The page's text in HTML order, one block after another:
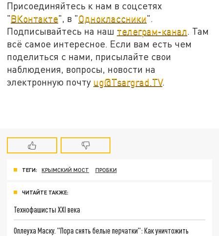
Присоединяйтесь к нам в соцсетях
"ВКонтакте", в "Одноклассники".
Подписывайтесь на наш телеграм-канал . Там
всё самое интересное. Если вам есть чем
поделиться с нами, присылайте свои
наблюдения, вопросы, новости на
электронную почту ug@Tsargrad.TV.
ТЕГИ: КРЫМСКИЙ МОСТ ПРОБКИ
ЧИТАЙТЕ ТАКЖЕ:
Технофашисты XXI века
Оплеуха Маску. "Пора снять белые перчатки": Как уничтожить